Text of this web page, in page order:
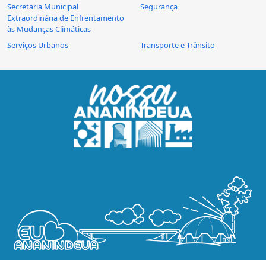
Secretaria Municipal
Extraordinária de Enfrentamento
às Mudanças Climáticas
Segurança
Serviços Urbanos Transporte e Trânsito